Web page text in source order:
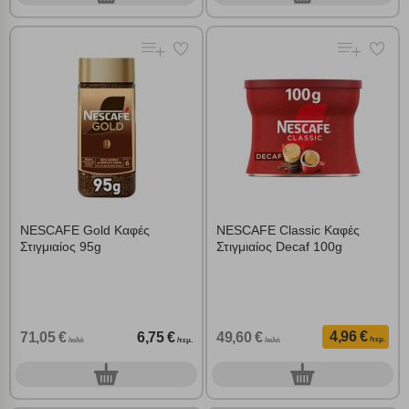
NESCAFE Gold Καφές
Στιγμιαίος 95g
71,05 € /κιλό 6,75 € /τεμ.
0τεμ.
NESCAFE Classic Καφές
Στιγμιαίος Decaf 100g
49,60 € /κιλό 4,96 € /τεμ.
0τεμ.